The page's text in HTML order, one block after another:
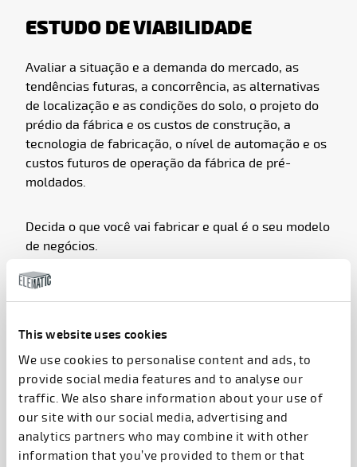
This website uses cookies
We use cookies to personalise content and ads, to
provide social media features and to analyse our
traffic. We also share information about your use of
our site with our social media, advertising and
analytics partners who may combine it with other
information that you’ve provided to them or that
ESTUDO DE VIABILIDADE
Avaliar a situação e a demanda do mercado, as
tendências futuras, a concorrência, as alternativas
de localização e as condições do solo, o projeto do
prédio da fábrica e os custos de construção, a
tecnologia de fabricação, o nível de automação e os
custos futuros de operação da fábrica de pré-
moldados.
Decida o que você vai fabricar e qual é o seu modelo
de negócios.
Você deve começar com uma única linha ou
Você deseja se especializar em produtos
específicos, como elementos de parede ou piso,
ou planeja produzir uma linha completa de
produtos pré-moldados?
Vocês devem expandir a produção no futuro?
Sua empresa combinará a produção de pré-
moldados e a construção de pré-moldados?